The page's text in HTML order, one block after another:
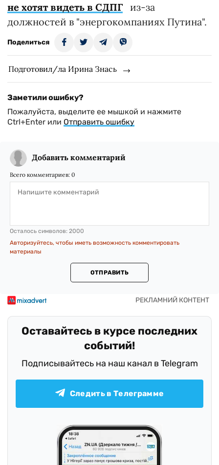
не хотят видеть в СДПГ из-за
должностей в "энергокомпаниях Путина".
Поделиться
Подготовил/ла Ирина Знась
Заметили ошибку?
Пожалуйста, выделите ее мышкой и нажмите
Ctrl+Enter или Отправить ошибку
Добавить комментарий
Всего комментариев: 0
Осталось символов: 2000
Авторизуйтесь, чтобы иметь возможность комментировать
материалы
ОТПРАВИТЬ
Оставайтесь в курсе последних
событий!
Подписывайтесь на наш канал в Telegram
Следить в Телеграмме